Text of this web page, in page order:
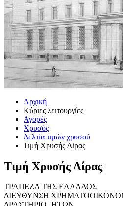
Αρχική
Κύριες λειτουργίες
Αγορές
Χρυσός
Δελτία τιμών χρυσού
Τιμή Χρυσής Λίρας
Τιμή Χρυσής Λίρας
ΤΡΑΠΕΖΑ ΤΗΣ ΕΛΛΑΔΟΣ
ΔΙΕΥΘΥΝΣΗ